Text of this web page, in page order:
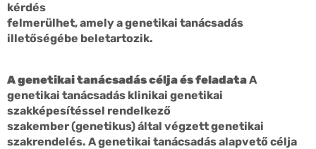
kérdés
felmerülhet, amely a genetikai tanácsadás
illetőségébe beletartozik.
A genetikai tanácsadás célja és feladataA
genetikai tanácsadás klinikai genetikai
szakképesítéssel rendelkező
szakember (genetikus) által végzett genetikai
szakrendelés. A genetikai tanácsadás alapvető célja